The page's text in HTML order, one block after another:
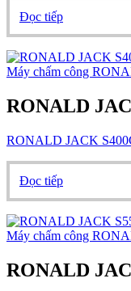
Đọc tiếp
Máy chấm công
RONALD
RONALD JACK
Đọc tiếp
Máy chấm công
RONALD